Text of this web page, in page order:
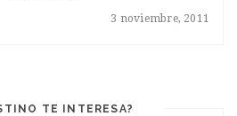
3 noviembre, 2011
TE INTERESA?